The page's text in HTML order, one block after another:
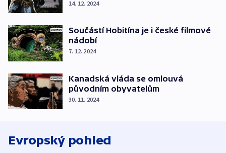
14. 12. 2024
Součástí Hobitína je i české filmové
nádobí
7. 12. 2024
Kanadská vláda se omlouvá
původním obyvatelům
30. 11. 2024
Evropský pohled